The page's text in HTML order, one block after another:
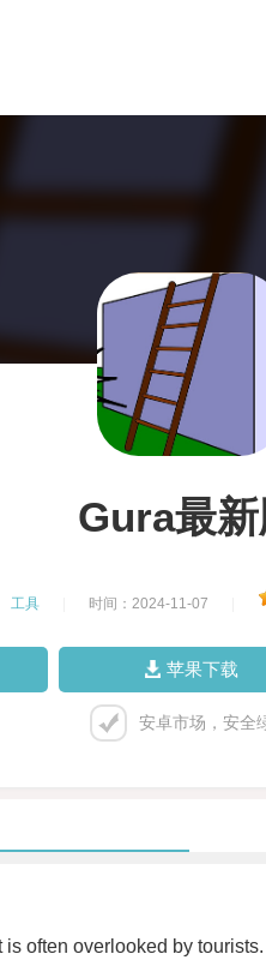
Gura最新
工具 时间：2024-11-07
苹果下载
安卓市场，安全
often overlooked by